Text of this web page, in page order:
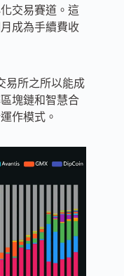
交易賽道。這
成為手續費收
易所之所以能成
塊鏈和智慧合
作模式。